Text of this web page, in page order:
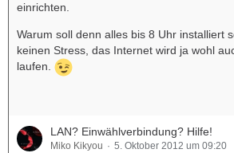
einrichten.
Warum soll denn alles bis 8 Uhr installiert
keinen Stress, das Internet wird ja wohl
laufen.
LAN? Einwählverbindung? Hilfe!
Miko Kikyou 5. Oktober 2012 um 09:20